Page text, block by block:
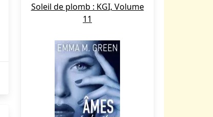
Soleil de plomb : KGI, Volume
11